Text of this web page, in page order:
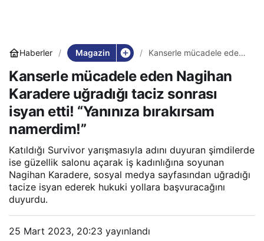
Haberler Magazin
Kanserle mücadele eden
uğradığı taciz sonrası
isyan etti! “Yanınıza
bırakırsam namerdim!”
Kanserle mücadele eden Nagihan
Karadere uğradığı taciz sonrası
isyan etti! “Yanınıza bırakırsam
namerdim!”
Katıldığı Survivor yarışmasıyla adını duyuran şimdilerde
ise güzellik salonu açarak iş kadınlığına soyunan
Nagihan Karadere, sosyal medya sayfasından uğradığı
tacize isyan ederek hukuki yollara başvuracağını
duyurdu.
25 Mart 2023, 20:23 yayınlandı